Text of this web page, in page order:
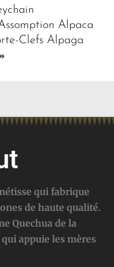
Alpaca
Clefs Alpaga
qui fabrique
de haute qualité.
Quechua de la
appuie les mères